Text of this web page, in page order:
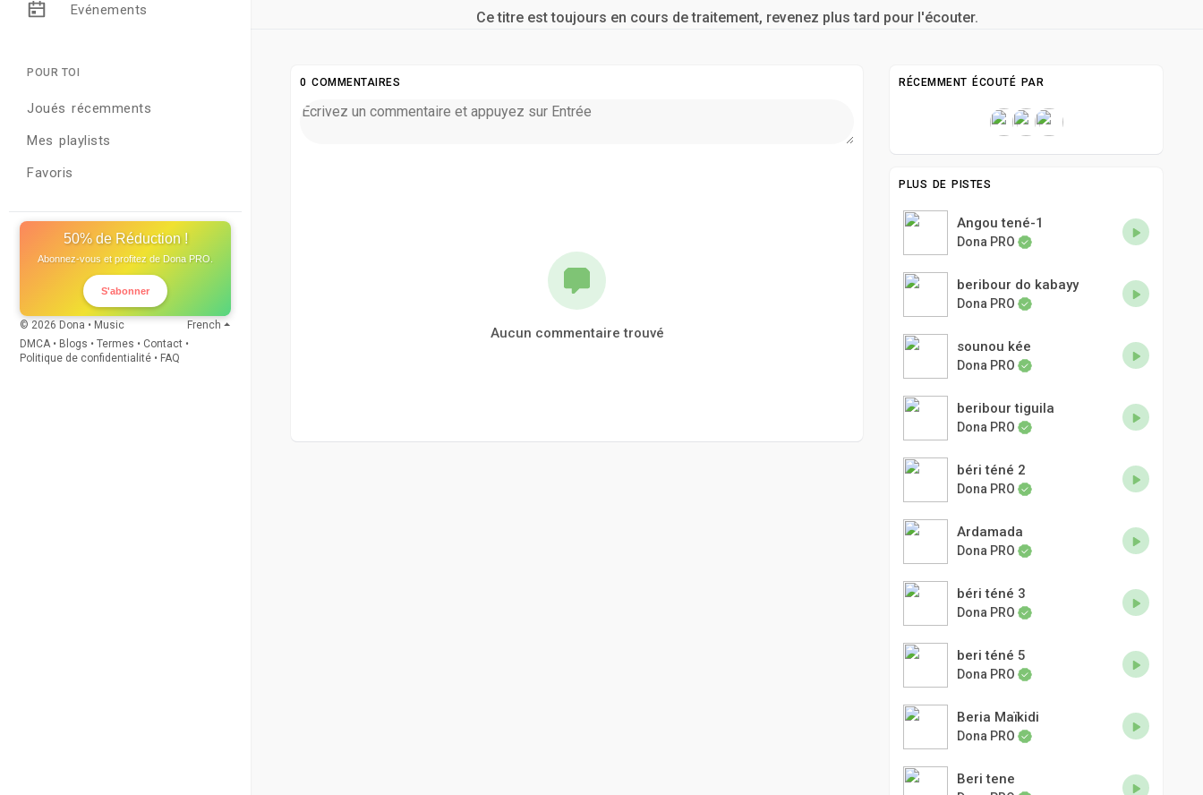
Evénements
POUR TOI
Joués récemments
Mes playlists
Favoris
50% de Réduction !
Abonnez-vous et profitez de Dona PRO.
S'abonner
© 2026 Dona • Music
French
DMCA • Blogs • Termes • Contact •
Politique de confidentialité • FAQ
Ce titre est toujours en cours de traitement, revenez plus tard pour l'écouter.
0 COMMENTAIRES
Aucun commentaire trouvé
RÉCEMMENT ÉCOUTÉ PAR
PLUS DE PISTES
Angou tené-1
Dona PRO
beribour do kabayy
Dona PRO
sounou kée
Dona PRO
beribour tiguila
Dona PRO
béri téné 2
Dona PRO
Ardamada
Dona PRO
béri téné 3
Dona PRO
beri téné 5
Dona PRO
Beria Maïkidi
Dona PRO
Beri tene